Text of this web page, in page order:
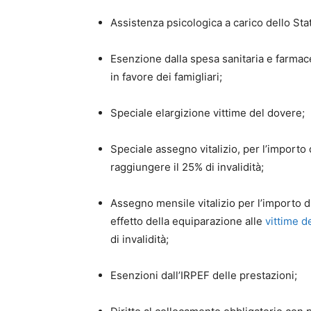
Assistenza psicologica a carico dello
Esenzione dalla spesa sanitaria e
in favore dei famigliari;
Speciale elargizione vittime del dovere;
Speciale assegno vitalizio, per
raggiungere il 25% di invalidità;
Assegno mensile vitalizio per l’importo
effetto della equiparazione alle vittime
di invalidità;
Esenzioni dall’IRPEF delle prestazioni;